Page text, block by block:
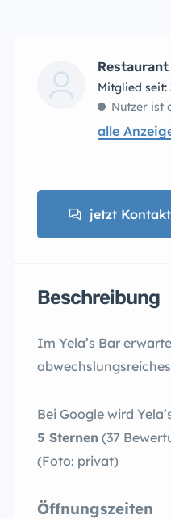
Mitglied seit:
Nutzer ist
alle
jetzt
Beschreibung
Im Yela’s Bar
Bei Google wird
5 Sternen (37
(Foto: privat)
Öffnungszeiten